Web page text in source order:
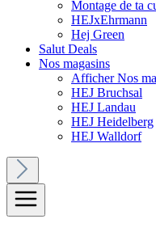
Montage de ta
HEJxEhrmann
Hej Green
Salut Deals
Nos magasins
Afficher Nos
HEJ Bruchsal
HEJ Landau
HEJ Heidelberg
HEJ Walldorf